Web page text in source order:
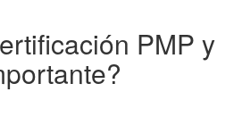
PMP y